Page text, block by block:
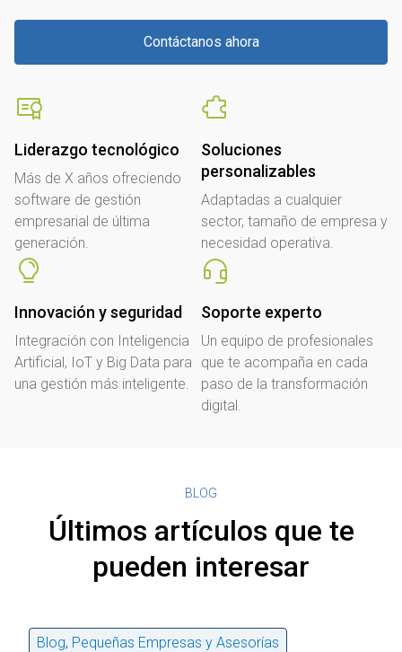
Contáctanos ahora
Liderazgo tecnológico
Más de X años ofreciendo
software de gestión
empresarial de última
generación.
Soluciones
personalizables
Adaptadas a cualquier
sector, tamaño de empresa y
necesidad operativa.
Innovación y seguridad
Integración con Inteligencia
Artificial, IoT y Big Data para
una gestión más inteligente.
Soporte experto
Un equipo de profesionales
que te acompaña en cada
paso de la transformación
digital.
BLOG
Últimos artículos que te
pueden interesar
Blog, Pequeñas Empresas y Asesorías